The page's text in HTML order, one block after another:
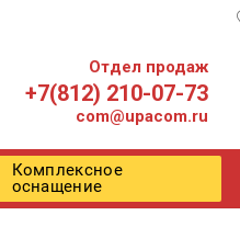
Отдел продаж
+7(812) 210-07-73
com@upacom.ru
Комплексное
оснащение